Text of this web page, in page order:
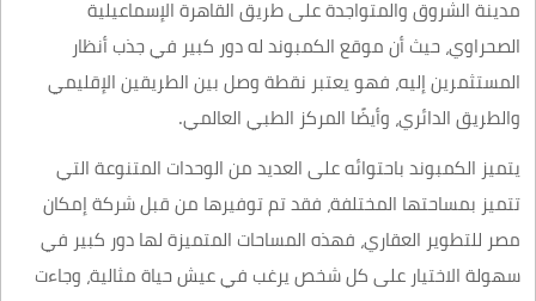
مدينة الشروق والمتواجدة على طريق القاهرة الإسماعيلية
الصحراوي، حيث أن موقع الكمبوند له دور كبير في جذب أنظار
المستثمرين إليه، فهو يعتبر نقطة وصل بين الطريقين الإقليمي
والطريق الدائري، وأيضًا المركز الطبي العالمي.
يتميز الكمبوند باحتوائه على العديد من الوحدات المتنوعة التي
تتميز بمساحتها المختلفة، فقد تم توفيرها من قبل شركة إمكان
مصر للتطوير العقاري، فهذه المساحات المتميزة لها دور كبير في
سهولة الاختيار على كل شخص يرغب في عيش حياة مثالية، وجاءت